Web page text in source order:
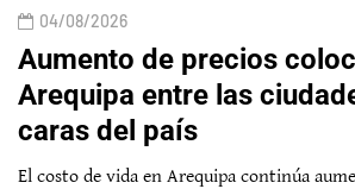
04/08/2026
Aumento de precios
Arequipa entre las
caras del país
El costo de vida en Arequipa continúa